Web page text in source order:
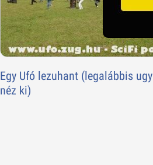
Egy Ufó lezuhant (legalábbis ugy
néz ki)